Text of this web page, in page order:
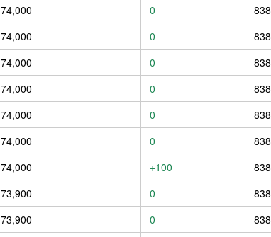
74,000 0 838
74,000 0 838
74,000 0 838
74,000 0 838
74,000 0 838
74,000 0 838
74,000 +100 838
73,900 0 838
73,900 0 838